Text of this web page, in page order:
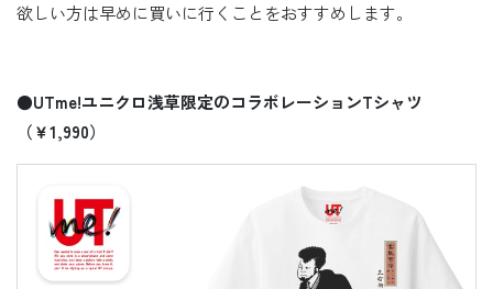
欲しい方は早めに買いに行くことをおすすめします。
●UTme!ユニクロ浅草限定のコラボレーションTシャツ
（￥1,990）